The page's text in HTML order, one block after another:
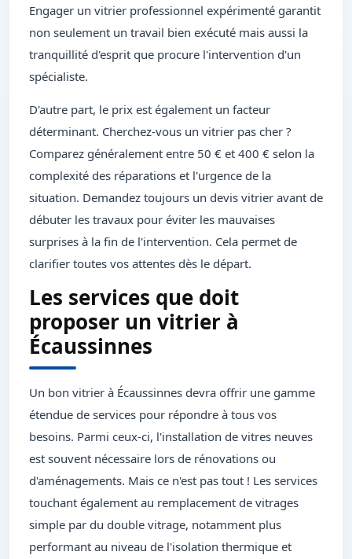
Engager un vitrier professionnel expérimenté garantit
non seulement un travail bien exécuté mais aussi la
tranquillité d'esprit que procure l'intervention d'un
spécialiste.
D'autre part, le prix est également un facteur
déterminant. Cherchez-vous un vitrier pas cher ?
Comparez généralement entre 50 € et 400 € selon la
complexité des réparations et l'urgence de la
situation. Demandez toujours un devis vitrier avant de
débuter les travaux pour éviter les mauvaises
surprises à la fin de l'intervention. Cela permet de
clarifier toutes vos attentes dès le départ.
Les services que doit
proposer un vitrier à
Écaussinnes
Un bon vitrier à Écaussinnes devra offrir une gamme
étendue de services pour répondre à tous vos
besoins. Parmi ceux-ci, l'installation de vitres neuves
est souvent nécessaire lors de rénovations ou
d'aménagements. Mais ce n'est pas tout ! Les services
touchant également au remplacement de vitrages
simple par du double vitrage, notamment plus
performant au niveau de l'isolation thermique et